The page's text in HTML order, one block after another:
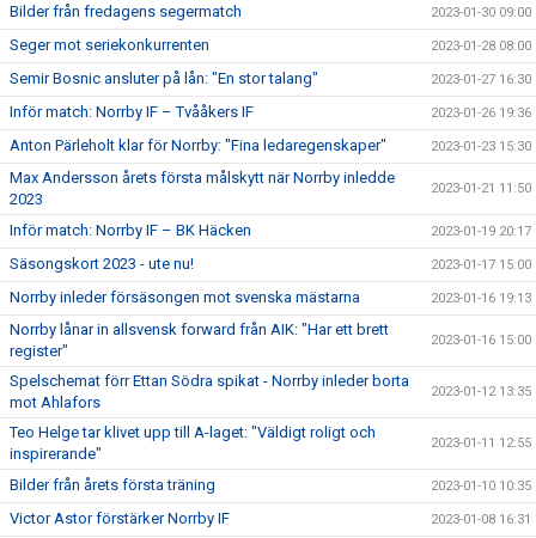
Bilder från fredagens segermatch 2023-01-30 09:00
Seger mot seriekonkurrenten 2023-01-28 08:00
Semir Bosnic ansluter på lån: "En stor talang" 2023-01-27 16:30
Inför match: Norrby IF – Tvååkers IF 2023-01-26 19:36
Anton Pärleholt klar för Norrby: "Fina ledaregenskaper" 2023-01-23 15:30
Max Andersson årets första målskytt när Norrby inledde
2023
2023-01-21 11:50
Inför match: Norrby IF – BK Häcken 2023-01-19 20:17
Säsongskort 2023 - ute nu! 2023-01-17 15:00
Norrby inleder försäsongen mot svenska mästarna 2023-01-16 19:13
Norrby lånar in allsvensk forward från AIK: "Har ett brett
register"
2023-01-16 15:00
Spelschemat förr Ettan Södra spikat - Norrby inleder borta
mot Ahlafors
2023-01-12 13:35
Teo Helge tar klivet upp till A-laget: "Väldigt roligt och
inspirerande"
2023-01-11 12:55
Bilder från årets första träning 2023-01-10 10:35
Victor Astor förstärker Norrby IF 2023-01-08 16:31